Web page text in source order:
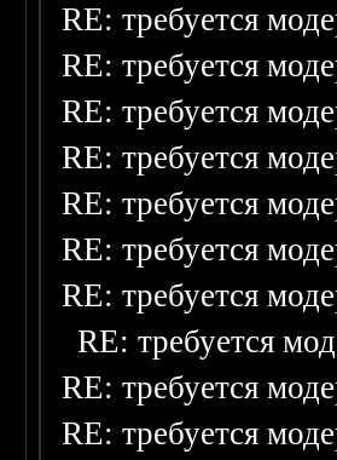
RE: требуется
RE: требуется
RE: требуется
RE: требуется
RE: требуется
RE: требуется
RE: требуется
RE: требуется
RE: требуется
RE: требуется